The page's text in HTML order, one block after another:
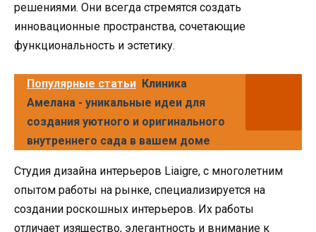
решениями. Они всегда стремятся создать
инновационные пространства, сочетающие
функциональность и эстетику.
Популярные статьи Клиника
Амелана - уникальные идеи для
создания уютного и оригинального
внутреннего сада в вашем доме
Студия дизайна интерьеров Liaigre, с многолетним
опытом работы на рынке, специализируется на
создании роскошных интерьеров. Их работы
отличает изящество, элегантность и внимание к